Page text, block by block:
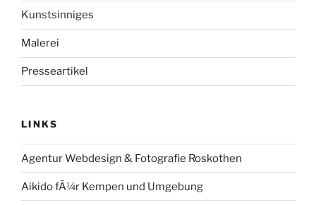
Kunstsinniges
Malerei
Presseartikel
LINKS
Agentur Webdesign & Fotografie Roskothen
Aikido fÃ¼r Kempen und Umgebung